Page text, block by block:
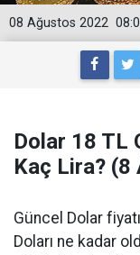
08 Ağustos 2022
Dolar 18 TL
Kaç Lira?
Güncel Dolar
Doları ne kadar